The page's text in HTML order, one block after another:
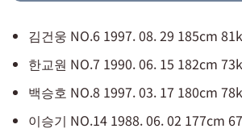
김건웅 NO.6 1997. 08. 29 185cm
한교원 NO.7 1990. 06. 15 182cm
백승호 NO.8 1997. 03. 17 180cm
이승기 NO.14 1988. 06. 02 177cm